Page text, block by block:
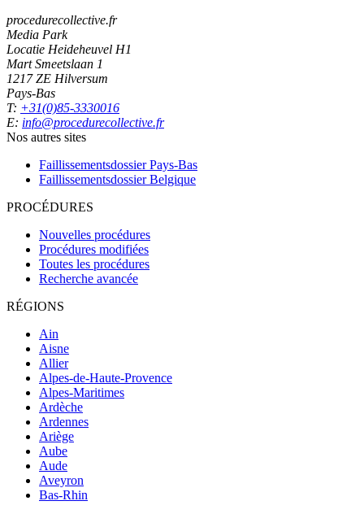
procedurecollective.fr
Media Park
Locatie Heideheuvel H1
Mart Smeetslaan 1
1217 ZE Hilversum
Pays-Bas
T: +31(0)85-3330016
E: info@procedurecollective.fr
Nos autres sites
Faillissementsdossier Pays-Bas
Faillissementsdossier Belgique
PROCÉDURES
Nouvelles procédures
Procédures modifiées
Toutes les procédures
Recherche avancée
RÉGIONS
Ain
Aisne
Allier
Alpes-de-Haute-Provence
Alpes-Maritimes
Ardèche
Ardennes
Ariège
Aube
Aude
Aveyron
Bas-Rhin